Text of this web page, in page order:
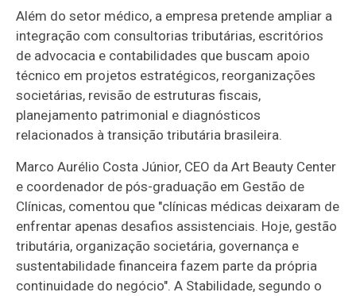
Além do setor médico, a empresa pretende ampliar a
integração com consultorias tributárias, escritórios
de advocacia e contabilidades que buscam apoio
técnico em projetos estratégicos, reorganizações
societárias, revisão de estruturas fiscais,
planejamento patrimonial e diagnósticos
relacionados à transição tributária brasileira.
Marco Aurélio Costa Júnior, CEO da Art Beauty Center
e coordenador de pós-graduação em Gestão de
Clínicas, comentou que "clínicas médicas deixaram de
enfrentar apenas desafios assistenciais. Hoje, gestão
tributária, organização societária, governança e
sustentabilidade financeira fazem parte da própria
continuidade do negócio". A Stabilidade, segundo o